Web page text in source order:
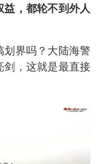
，都轮不到外人
划界吗？大陆海警
剑，这就是最直接